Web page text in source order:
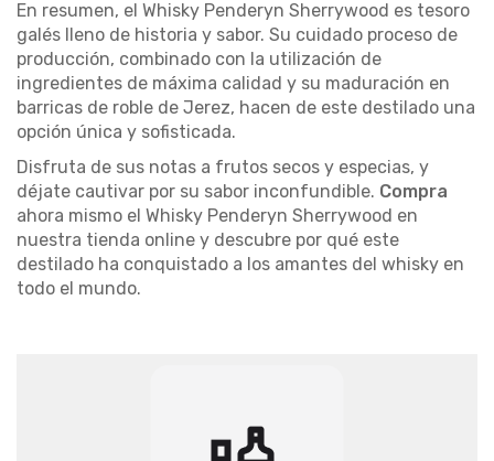
En resumen, el Whisky Penderyn Sherrywood es tesoro
galés lleno de historia y sabor. Su cuidado proceso de
producción, combinado con la utilización de
ingredientes de máxima calidad y su maduración en
barricas de roble de Jerez, hacen de este destilado una
opción única y sofisticada.
Disfruta de sus notas a frutos secos y especias, y
déjate cautivar por su sabor inconfundible. Compra
ahora mismo el Whisky Penderyn Sherrywood en
nuestra tienda online y descubre por qué este
destilado ha conquistado a los amantes del whisky en
todo el mundo.